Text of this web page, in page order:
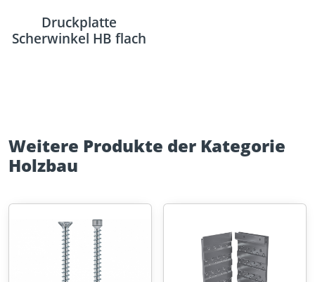
Druckplatte
Scherwinkel HB flach
Weitere Produkte der Kategorie
Holzbau